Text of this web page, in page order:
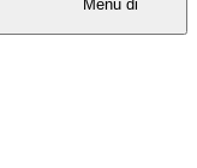
Menu di